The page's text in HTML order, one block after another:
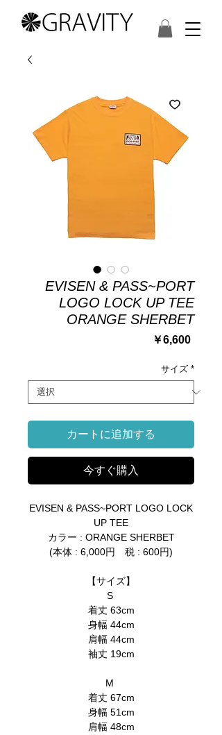
EVISEN & PASS~PORT
LOGO LOCK UP TEE
ORANGE SHERBET
￥6,600価
サイズ *
カートに追加する
今すぐ購入
EVISEN & PASS~PORT LOGO LOCK
UP TEE
カラー : ORANGE SHERBET
(本体 : 6,000円 税 : 600円)
【サイズ】
S
着丈 63cm
身幅 44cm
肩幅 44cm
袖丈 19cm
M
着丈 67cm
身幅 51cm
肩幅 48cm